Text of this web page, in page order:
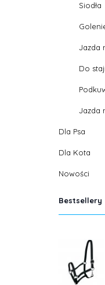
Siodła
Jazda
Do
Jazda
Dla Psa
Dla Kota
Nowości
Bestsellery